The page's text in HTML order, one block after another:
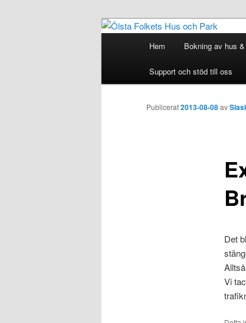
Ölsta
Hem Bokning av hus
Support och stöd till oss
Publicerat2013-08-08av
Det
Vi